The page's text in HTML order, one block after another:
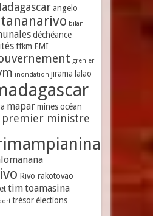
angelo
bilan
déchéance
ffkm FMI
grenier
inondation jirama lalao
mapar mines océan
premier ministre
Rivo rakotovao
timtoamasina
trésor élections